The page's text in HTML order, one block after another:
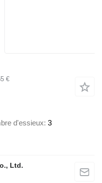
€
d'essieux 3
Ltd.